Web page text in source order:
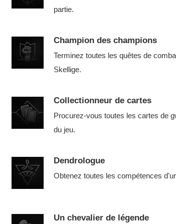
partie.
Champion des champions
Terminez toutes les quêtes de
Skellige.
Collectionneur de cartes
Procurez-vous toutes les cartes de
du jeu.
Dendrologue
Obtenez toutes les compétences
Un chevalier de légende